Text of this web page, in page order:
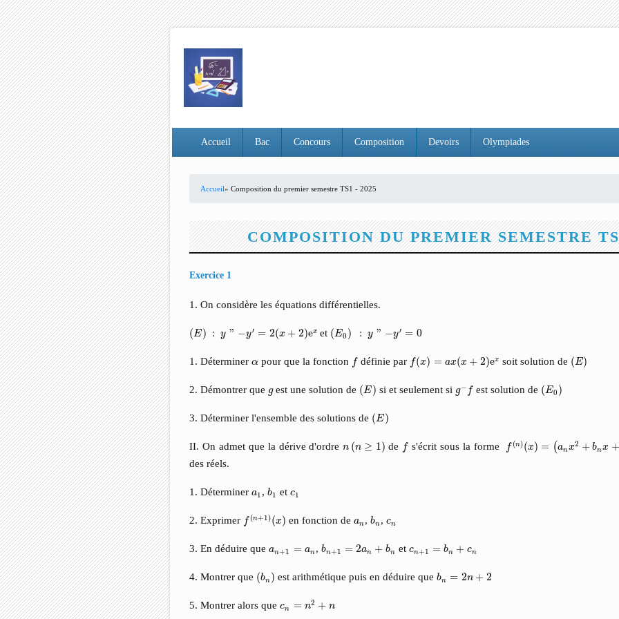
Accueil Bac Concours Composition Devoirs Olympiades
Accueil» Composition du premier semestre TS1 - 2025
COMPOSITION DU PREMIER SEMESTRE
Exercice 1
1. On considère les équations différentielles.
(E) : y " −y′ = 2(x + 2)ex
( E) y x )ex et (E0 ) : y " −y′ = 0
( E0 ) y′
1. Déterminerα
α pour que la fonction f
f définie par f(x) = ax(x + 2)ex
f(x = 2 x soit solution de (E)
(E)
2. Démontrer que g
gest une solution de (E)
( E) si et seulement si g− f est solution de (E0 )
( E0 )
3. Déterminer l'ensemble des solutions de (E)
( E)
II. On admet que la dérive d'ordren (n ≥ 1)
n 1 de f
f s'écrit sous la forme f (n)(x) = (anx2 + bnx +
f(n )( x = x bn +c
des réels.
1. Déterminera1
a1 ,b1
b et c1
c1
2. Exprimer f (n+1)(x)
f(n+ 1) (x )
en fonction dean
a , bn
b , cn
cn
3. En déduire quean+1 = an
a + 1 =a n , bn+1 = 2an + bn
b an n et cn+1 = bn + cn
n n
4. Montrer que (bn )
(b ) est arithmétique puis en déduire quebn = 2n + 2
b n+
5. Montrer alors quecn = n2 + n
+n